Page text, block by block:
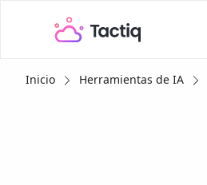
Inicio Herramientas de IA